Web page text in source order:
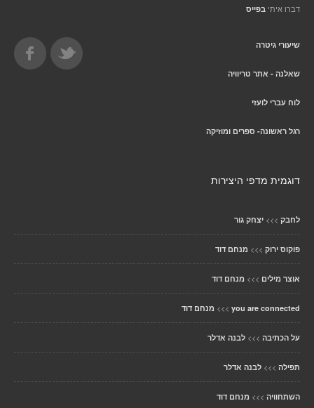
דברו איתי בפייס
שיעורי גיטרה
שאלנה - אתר טריוויה
לוח עברי לועזי
רגל ראשונה- ספרים ומוזיקה
דוגמית מדפי היצירות
לחבק >>> יצחק גור
פוקוס ירוק >>> מנחם דוד
אוצר מילים >>> מנחם דוד
you are connected
>>> מנחם דוד
על הכתיבה >>> לבנה אדלר
תפילה >>> לבנה אדלר
השתחוויה >>> מנחם דוד